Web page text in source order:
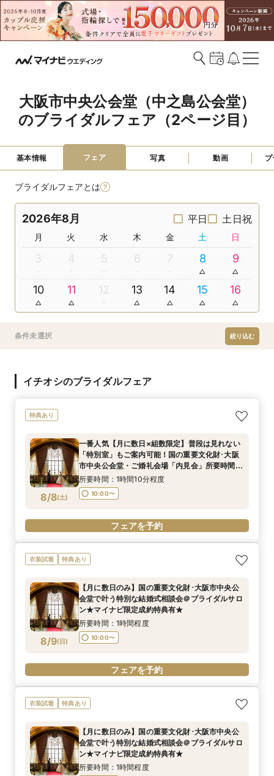
大阪市中央公会堂（中之島公会堂）
のブライダルフェア（2ページ目）
基本情報 フェア 写真 動画
ブライダルフェアとは
2026年8月 平日 土日祝
月 火 水 木 金 土 日
3 4 5 6 7 8 9
10 11 12 13 14 15 16
条件未選択 絞り込む
イチオシのブライダルフェア
特典あり
8/8(土)
一番人気【月に数日×組数限定】普段は見れない
「特別室」もご案内可能！国の重要文化財･大阪
市中央公会堂・ご婚礼会場「内見会」所要時間75
分・短時間で相談・見学可能クイックフェア
所要時間：1時間10分程度
10:00〜
フェアを予約
衣装試着 特典あり
8/9(日)
【月に数日のみ】国の重要文化財･大阪市中央公
会堂で叶う特別な結婚式相談会＠ブライダルサロ
ン★マイナビ限定成約特典有★
所要時間：1時間程度
10:00〜
フェアを予約
衣装試着 特典あり
【月に数日のみ】国の重要文化財･大阪市中央公
会堂で叶う特別な結婚式相談会＠ブライダルサロ
ン★マイナビ限定成約特典有★
所要時間：1時間程度